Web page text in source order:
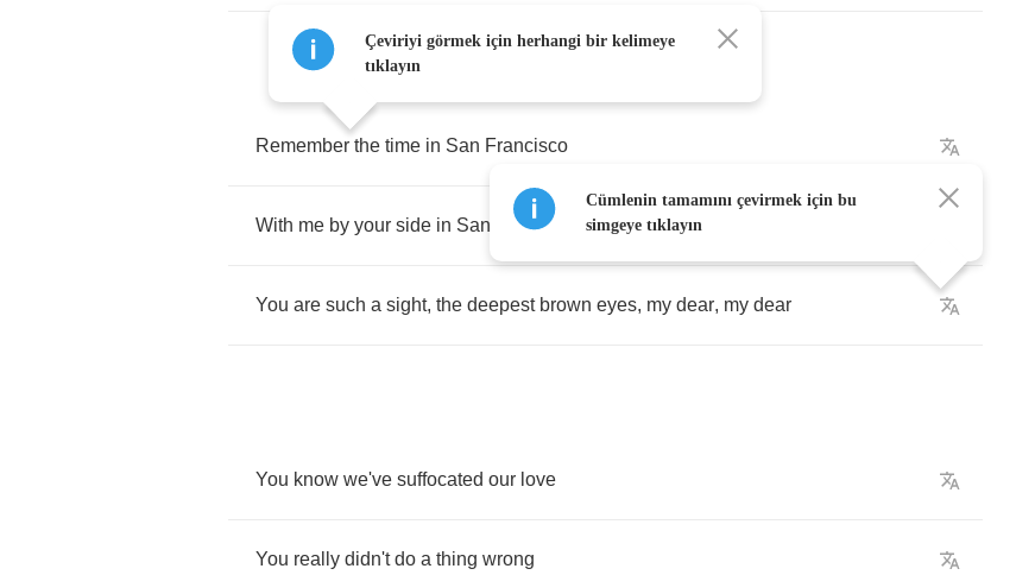
Remember the time in San Francisco
With me by your side in San Francisco
You are such a sight, the deepest brown eyes, my dear, my dear
You know we've suffocated our love
You really didn't do a thing wrong
Çeviriyi görmek için herhangi bir kelimeye
tıklayın
Cümlenin tamamını çevirmek için bu
simgeye tıklayın